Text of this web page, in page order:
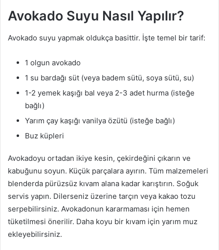
Avokado Suyu Nasıl Yapılır?
Avokado suyu yapmak oldukça basittir. İşte temel bir tarif:
1 olgun avokado
1 su bardağı süt (veya badem sütü, soya sütü, su)
1-2 yemek kaşığı bal veya 2-3 adet hurma (isteğe
bağlı)
Yarım çay kaşığı vanilya özütü (isteğe bağlı)
Buz küpleri
Avokadoyu ortadan ikiye kesin, çekirdeğini çıkarın ve
kabuğunu soyun. Küçük parçalara ayırın. Tüm malzemeleri
blenderda pürüzsüz kıvam alana kadar karıştırın. Soğuk
servis yapın. Dilerseniz üzerine tarçın veya kakao tozu
serpebilirsiniz. Avokadonun kararmaması için hemen
tüketilmesi önerilir. Daha koyu bir kıvam için yarım muz
ekleyebilirsiniz.